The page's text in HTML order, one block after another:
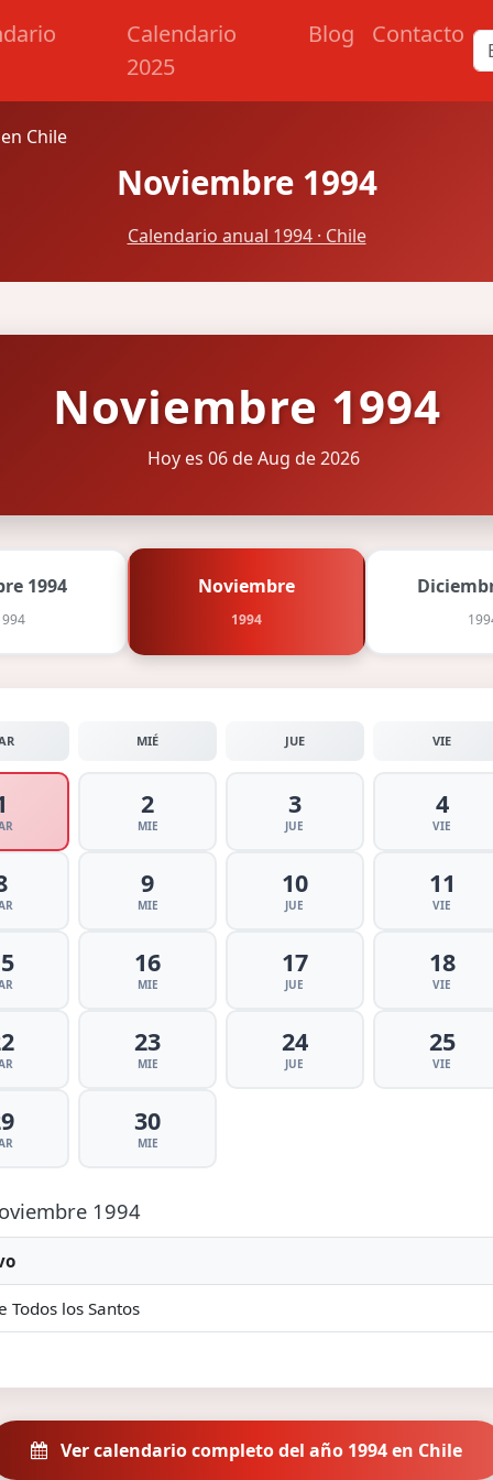
Calendario
2025
Blog Contacto
Chile
Noviembre 1994
Calendario anual 1994 · Chile
Noviembre 1994
Hoy es 06 de Aug de 2026
1994 Noviembre
1994
MIÉ JUE VIE
2
MIE
3
JUE
4
VIE
9
MIE
10
JUE
11
VIE
16
MIE
17
JUE
18
VIE
23
MIE
24
JUE
25
VIE
30
MIE
1994
Todos los Santos
Ver calendario completo del año 1994 en Chile